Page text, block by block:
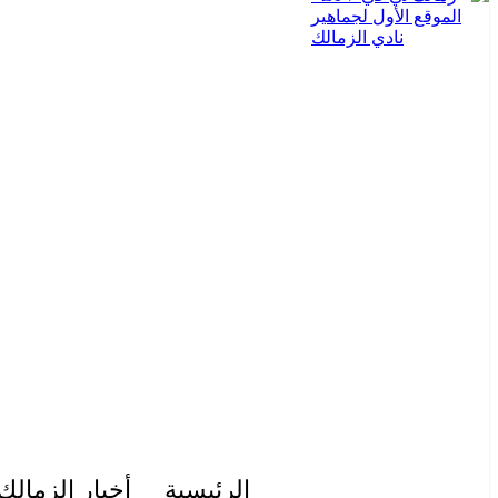
الرئيسية أخبار